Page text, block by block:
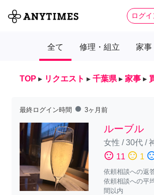
ログイ
全て 修理・組立 家事
TOP ▸ リクエスト ▸ 千葉県 ▸ 家事 ▸
最終ログイン時間 fiber_manual_record 3ヶ月前
ルーブル
女性 /30代/
sentiment_satisfied 11 sentiment_neutral 1
依頼相談への返
依頼相談への平
間以内